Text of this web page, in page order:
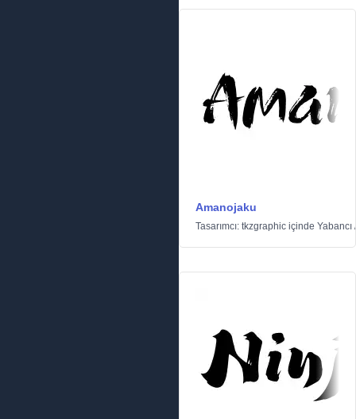
Amanojaku
Tasarımcı: tkzgraphic içinde Yabancı